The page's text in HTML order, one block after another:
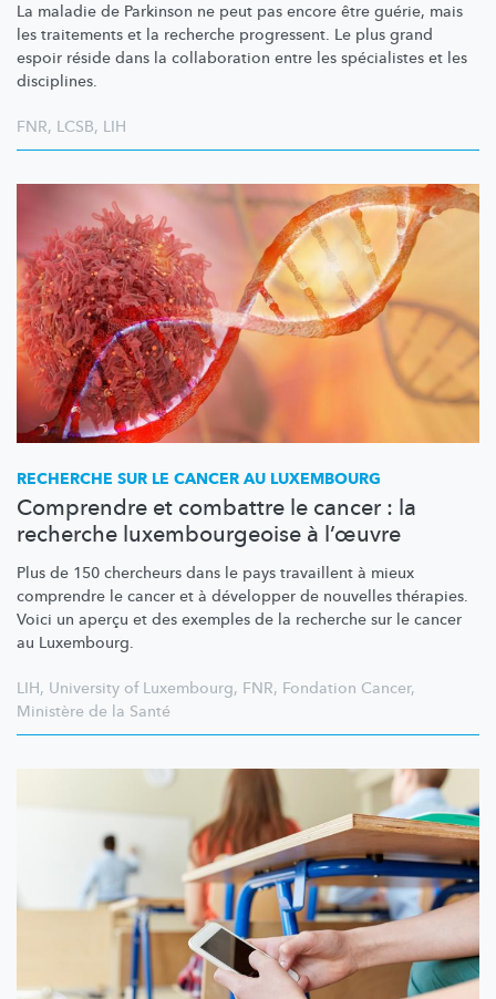
La maladie de Parkinson ne peut pas encore être guérie, mais
les traitements et la recherche progressent. Le plus grand
espoir réside dans la collaboration entre les spécialistes et les
disciplines.
FNR, LCSB, LIH
RECHERCHE SUR LE CANCER AU LUXEMBOURG
Comprendre et combattre le cancer : la
recherche luxembourgeoise à l’œuvre
Plus de 150 chercheurs dans le pays travaillent à mieux
comprendre le cancer et à développer de nouvelles thérapies.
Voici un aperçu et des exemples de la recherche sur le cancer
au Luxembourg.
LIH, University of Luxembourg, FNR, Fondation Cancer,
Ministère de la Santé